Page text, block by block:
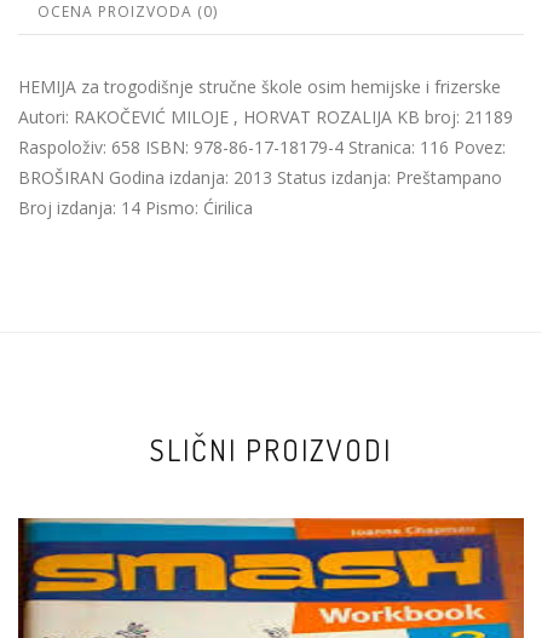
OCENA PROIZVODA (0)
HEMIJA za trogodišnje stručne škole osim hemijske i frizerske
Autori: RAKOČEVIĆ MILOJE , HORVAT ROZALIJA KB broj: 21189
Raspoloživ: 658 ISBN: 978-86-17-18179-4 Stranica: 116 Povez:
BROŠIRAN Godina izdanja: 2013 Status izdanja: Preštampano
Broj izdanja: 14 Pismo: Ćirilica
SLIČNI PROIZVODI